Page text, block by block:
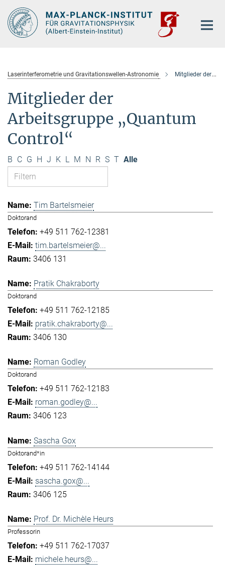
Hauptinhalt
Laserinterferometrie und Gravitationswellen-Astronomie Mitglieder der Arbeitsgruppe „Quantum Control“
Mitglieder der
Arbeitsgruppe „Quantum
Control“
B C G H J K L M N R S T Alle
Tim Bartelsmeier
Doktorand
+49 511 762-12381
tim.bartelsmeier@...
3406 131
Pratik Chakraborty
Doktorand
+49 511 762-12185
pratik.chakraborty@...
3406 130
Roman Godley
Doktorand
+49 511 762-12183
roman.godley@...
3406 123
Sascha Gox
Doktorand*in
+49 511 762-14144
sascha.gox@...
3406 125
Prof. Dr. Michèle Heurs
Professorin
+49 511 762-17037
michele.heurs@...